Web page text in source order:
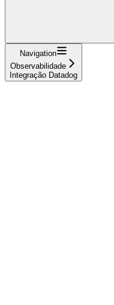
Navigation
Observabilidade
Integração Datadog